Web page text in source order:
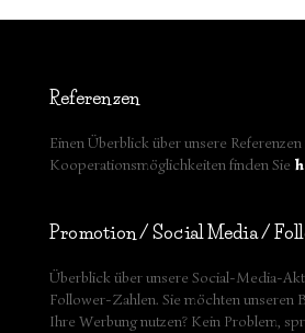
Referenzen
Einen Überblick über unsere
Kooperationsmöglichkeiten finden Sie
Promotion / Social Media /
Überblick über unsere Social-Media-
Follower-Zahlen. Sie möchten unseren
Ihre Werbung nutzen? Kein Problem,